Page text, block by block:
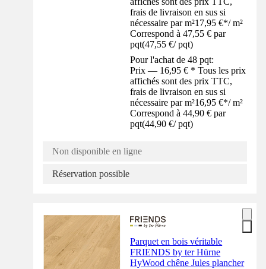
frais de livraison en sus si
nécessaire par m²17,95 €*/ m²
Correspond à 47,55 € par
pqt(47,55 €/ pqt)
Pour l'achat de 48 pqt:
Prix — 16,95 € * Tous les prix
affichés sont des prix TTC,
frais de livraison en sus si
nécessaire par m²16,95 €*/ m²
Correspond à 44,90 € par
pqt(44,90 €/ pqt)
Non disponible en ligne
Réservation possible
Parquet en bois véritable
FRIENDS by ter Hürne
HyWood chêne Jules plancher